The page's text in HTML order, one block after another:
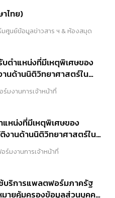
ไทย)
ศูนย์ข้อมูลข่าวสาร ฯ & ห้องสมุด
ตำแหน่งที่มีเหตุพิเศษของ
นด้านนิติวิทยาศาสตร์ใน
รายเดือน)
ร์มงานการเจ้าหน้าที่
แหน่งที่มีเหตุพิเศษของ
งานด้านนิติวิทยาศาสตร์ใน
(รายเดือน)
ร์มงานการเจ้าหน้าที่
บริการแพลตฟอร์มภาครัฐ
ายคุ้มครองข้อมูลส่วนบุคคล